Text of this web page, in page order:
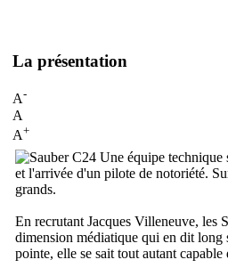
La présentation
A-
A
A+
Une équipe technique
et l'arrivée d'un pilote de notoriété.
grands.
En recrutant Jacques Villeneuve, les
dimension médiatique qui en dit long
pointe, elle se sait tout autant